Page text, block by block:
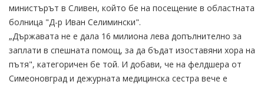
министърът в Сливен, който бе на посещение в областната
болница "Д-р Иван Селимински".
„Държавата не е дала 16 милиона лева допълнително за
заплати в спешната помощ, за да бъдат изоставяни хора на
пътя", категоричен бе той. И добави, че на фелдшера от
Симеоновград и дежурната медицинска сестра вече е